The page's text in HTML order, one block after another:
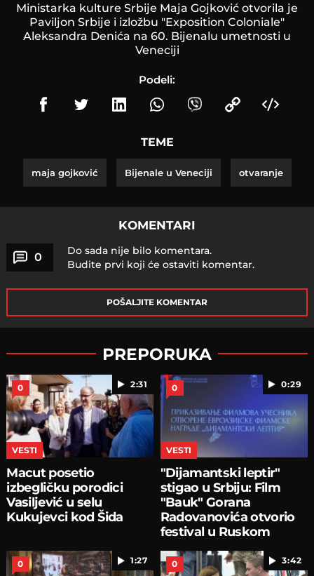
Ministarka kulture Srbije Maja Gojković otvorila je
Paviljon Srbije i izložbu "Exposition Coloniale"
Aleksandra Denića na 60. Bijenalu umetnosti u
Veneciji
Podeli:
TEME
maja gojković Bijenale u Veneciji otvaranje
KOMENTARI
0
Do sada nije bilo komentara.
Budite prvi koji će ostaviti komentar.
POŠALJITE KOMENTAR
PREPORUKA
2:31
0
VESTI
Macut posetio
izbegličku porodici
Vasiljević u selu
Kukujevci kod Šida
0:29
0
VESTI
"Dijamantski leptir"
stigao u Srbiju: Film
"Bauk" Gorana
Radovanovića otvorio
festival u Ruskom
1:27
0 3:42
0